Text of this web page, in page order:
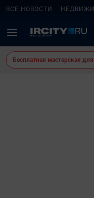
ВСЕ НОВОСТИ
Бесплатная мастерская